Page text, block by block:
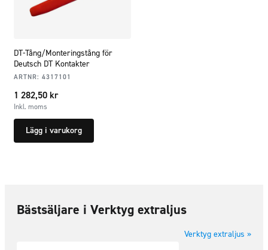
DT-Tång/Monteringstång för
Deutsch DT Kontakter
ARTNR: 4317101
1 282,50 kr
Inkl. moms
Lägg i varukorg
Bästsäljare i Verktyg extraljus
Verktyg extraljus »